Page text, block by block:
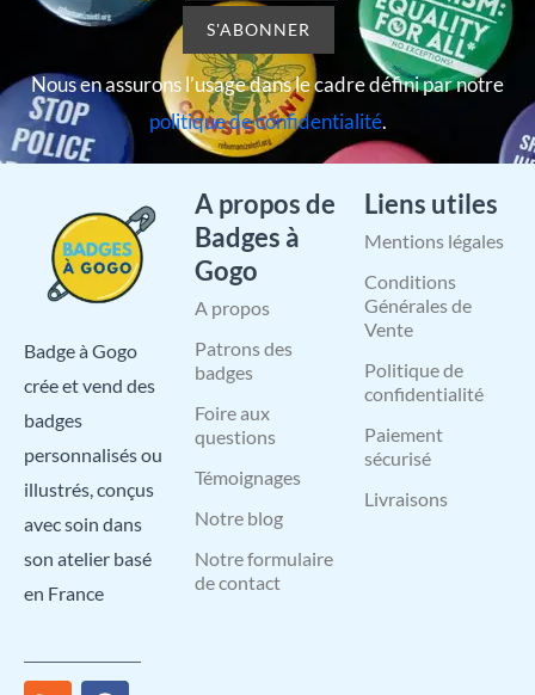
Nous en assurons l’usage dans le cadre défini par notre
politique de confidentialité.
Badge à Gogo
crée et vend des
badges
personnalisés ou
illustrés, conçus
avec soin dans
son atelier basé
en France
A propos de
Badges à
Gogo
A propos
Patrons des
badges
Foire aux
questions
Témoignages
Notre blog
Notre formulaire
de contact
Liens utiles
Mentions légales
Conditions
Générales de
Vente
Politique de
confidentialité
Paiement
sécurisé
Livraisons